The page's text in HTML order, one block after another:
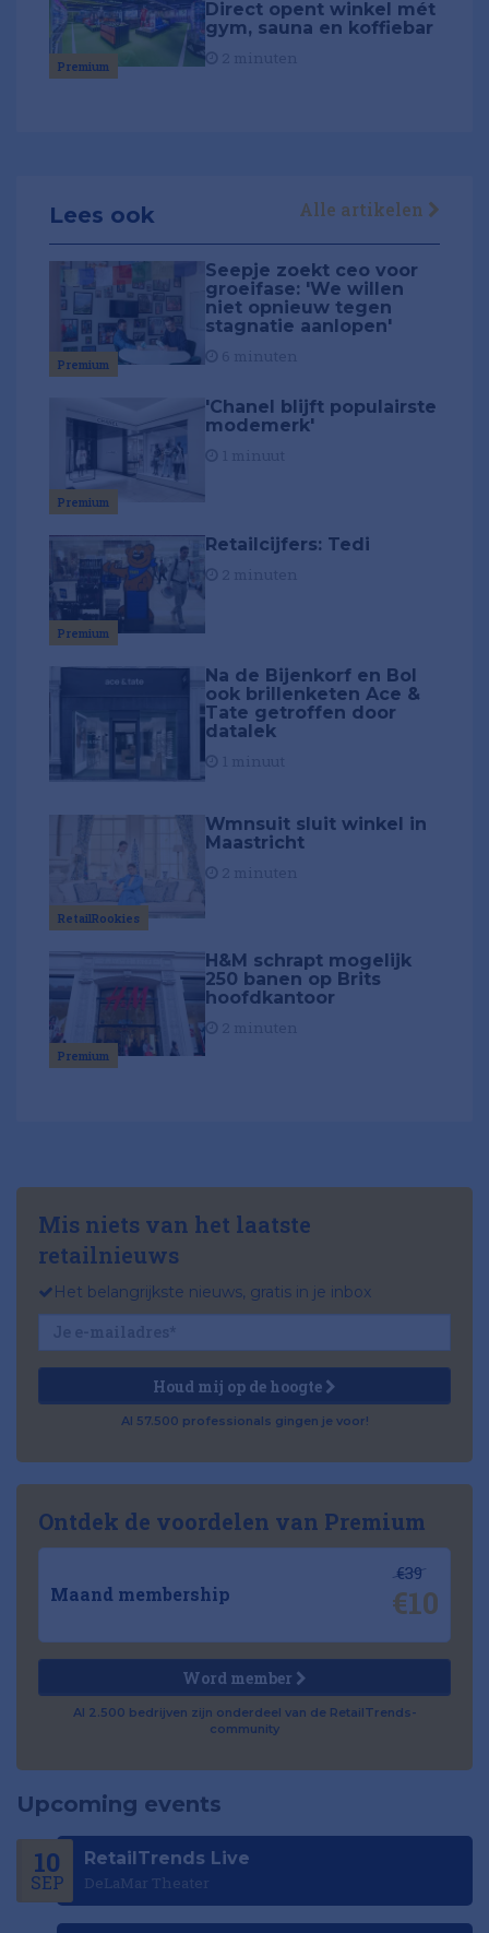
Premium
Direct opent winkel mét
gym, sauna en koffiebar
Lees ook Alle artikelen
Premium
Seepje zoekt ceo voor
groeifase: 'We willen
niet opnieuw tegen
stagnatie aanlopen'
Premium
'Chanel blijft populairste
modemerk'
Premium
Retailcijfers: Tedi
Na de Bijenkorf en Bol
ook brillenketen Ace &
Tate getroffen door
datalek
RetailRookies
Wmnsuit sluit winkel in
Maastricht
Premium
H&M schrapt mogelijk
250 banen op Brits
hoofdkantoor
Mis niets van het laatste
retailnieuws
Het belangrijkste nieuws, gratis in je inbox
Houd mij op de hoogte
Al 57.500 professionals gingen je voor!
Ontdek de voordelen van Premium
Maand membership
€39
€10
Word member
Al 2.500 bedrijven zijn onderdeel van de RetailTrends-
community
Upcoming events
10
SEP
RetailTrends Live
DeLaMar Theater